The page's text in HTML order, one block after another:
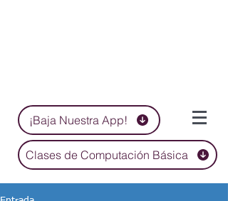
¡Baja Nuestra App!
Clases de Computación Básica